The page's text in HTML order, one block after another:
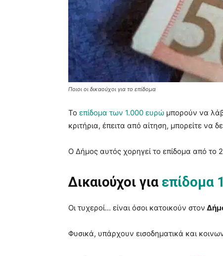
Ποιοι οι δικαούχοι για το επίδομα
Το επίδομα των 1.000 ευρώ μπορούν να
κριτήρια, έπειτα από αίτηση, μπορείτε να
Ο Δήμος αυτός χορηγεί το επίδομα από το
Δικαιούχοι για επίδομα
Οι τυχεροί… είναι όσοι κατοικούν στον
Φυσικά, υπάρχουν εισοδηματικά και